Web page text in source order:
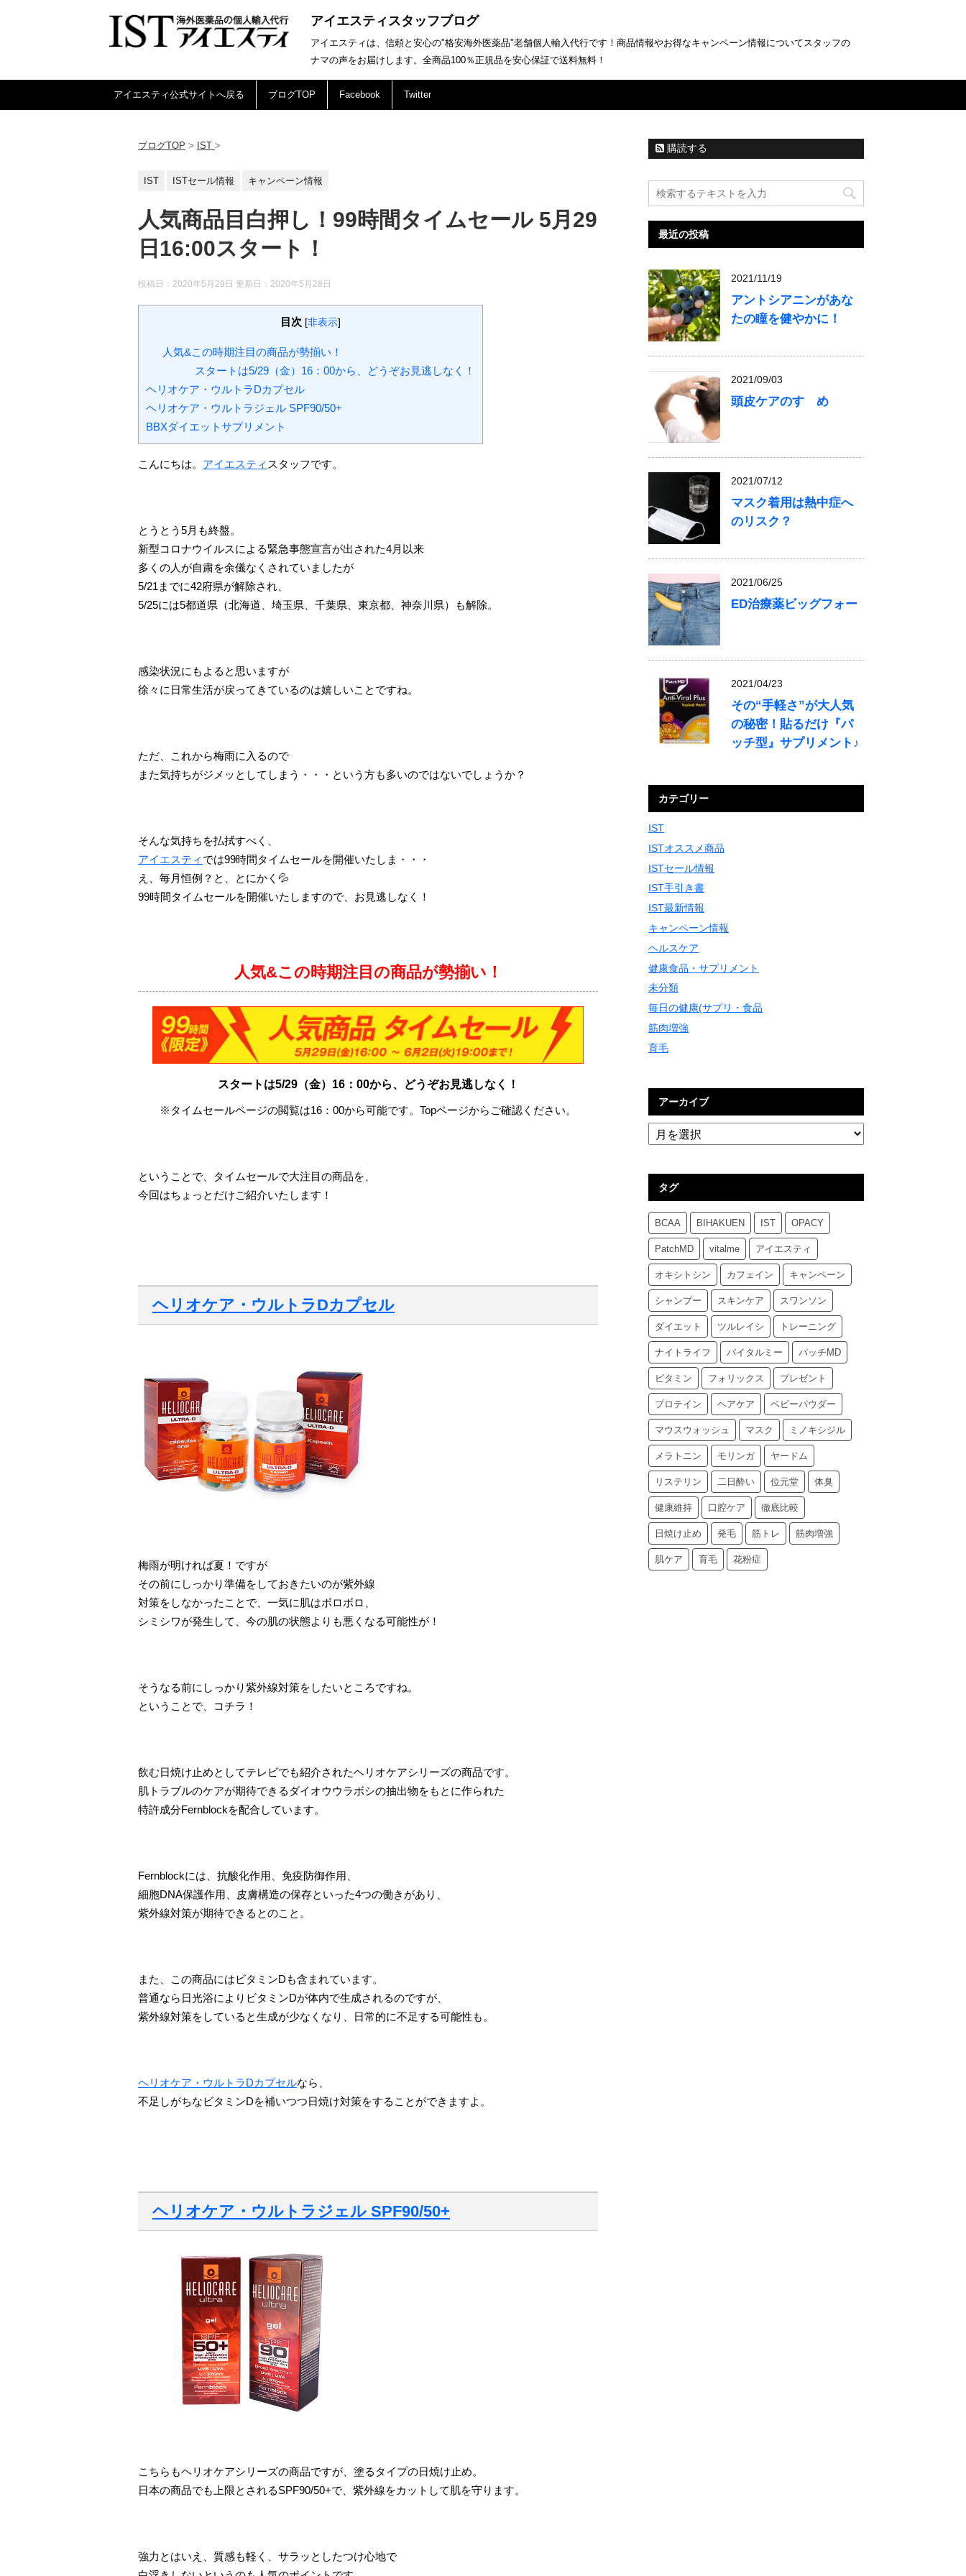
アイエスティスタッフブログ
アイエスティは、信頼と安心の"格安海外医薬品"老舗個人輸入代行です！商品情報やお得なキャンペーン情報についてスタッフの
ナマの声をお届けします。全商品100％正規品を安心保証で送料無料！
アイエスティ公式サイトへ戻る ブログTOP Facebook Twitter
ブログTOP > IST >
IST ISTセール情報 キャンペーン情報
人気商品目白押し！99時間タイムセール 5月29
日16:00スタート！
投稿日：2020年5月29日 更新日： 2020年5月28日
目次 [非表示]
人気&この時期注目の商品が勢揃い！
スタートは5/29（金）16：00から、どうぞお見逃しなく！
ヘリオケア・ウルトラDカプセル
ヘリオケア・ウルトラジェル SPF90/50+
BBXダイエットサプリメント
こんにちは。 アイエスティ スタッフです。
とうとう5月も終盤。
新型コロナウイルスによる緊急事態宣言が出された4月以来
多くの人が自粛を余儀なくされていましたが
5/21までに42府県が解除され、
5/25には5都道県（北海道、埼玉県、千葉県、東京都、神奈川県）も解除。
感染状況にもよると思いますが
徐々に日常生活が戻ってきているのは嬉しいことですね。
ただ、これから梅雨に入るので
また気持ちがジメッとしてしまう・・・という方も多いのではないでしょうか？
そんな気持ちを払拭すべく、
アイエスティ では99時間タイムセールを開催いたしま・・・
え、毎月恒例？と、とにかく💦
99時間タイムセールを開催いたしますので、お見逃しなく！
人気&この時期注目の商品が勢揃い！
スタートは5/29（金）16：00から、どうぞお見逃しなく！
※タイムセールページの閲覧は16：00から可能です。Topページからご確認ください。
ということで、タイムセールで大注目の商品を、
今回はちょっとだけご紹介いたします！
ヘリオケア・ウルトラDカプセル
梅雨が明ければ夏！ですが
その前にしっかり準備をしておきたいのが紫外線
対策をしなかったことで、一気に肌はボロボロ、
シミシワが発生して、今の肌の状態よりも悪くなる可能性が！
そうなる前にしっかり紫外線対策をしたいところですね。
ということで、コチラ！
飲む日焼け止めとしてテレビでも紹介されたヘリオケアシリーズの商品です。
肌トラブルのケアが期待できるダイオウウラボシの抽出物をもとに作られた
特許成分Fernblockを配合しています。
Fernblockには、抗酸化作用、免疫防御作用、
細胞DNA保護作用、皮膚構造の保存といった4つの働きがあり、
紫外線対策が期待できるとのこと。
また、この商品にはビタミンDも含まれています。
普通なら日光浴によりビタミンDが体内で生成されるのですが、
紫外線対策をしていると生成が少なくなり、日常的に不足する可能性も。
ヘリオケア・ウルトラDカプセルなら、
不足しがちなビタミンDを補いつつ日焼け対策をすることができますよ。
ヘリオケア・ウルトラジェル SPF90/50+
こちらもヘリオケアシリーズの商品ですが、塗るタイプの日焼け止め。
日本の商品でも上限とされるSPF90/50+で、紫外線をカットして肌を守ります。
強力とはいえ、質感も軽く、サラッとしたつけ心地で
購読する
最近の投稿
2021/11/19
アントシアニンがあな
たの瞳を健やかに！
2021/09/03
頭皮ケアのすゝめ
2021/07/12
マスク着用は熱中症へ
のリスク？
2021/06/25
ED治療薬ビッグフォー
2021/04/23
その“手軽さ”が大人気
の秘密！貼るだけ『パ
ッチ型』サプリメント♪
カテゴリー
IST
ISTオススメ商品
ISTセール情報
IST手引き書
IST最新情報
キャンペーン情報
ヘルスケア
健康食品・サプリメント
未分類
毎日の健康(サプリ・食品
筋肉増強
育毛
アーカイブ
タグ
BCAA BIHAKUEN IST OPACY
PatchMD vitalme アイエスティ
オキシトシン カフェイン キャンペーン
シャンプー スキンケア スワンソン
ダイエット ツルレイシ トレーニング
ナイトライフ バイタルミー パッチMD
ビタミン フォリックス プレゼント
プロテイン ヘアケア ベビーパウダー
マウスウォッシュ マスク ミノキシジル
メラトニン モリンガ ヤードム
リステリン 二日酔い 位元堂 体臭
健康維持 口腔ケア 徹底比較
日焼け止め 発毛 筋トレ 筋肉増強
肌ケア 育毛 花粉症